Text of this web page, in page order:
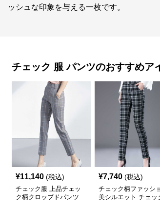
ッシュな印象を与える一枚です。
チェック 服 パンツのおすすめア
¥11,140 (税込)
チェック服 上品チェッ
ク柄クロップドパンツ
¥7,740 (税込)
チェック柄ファッシ
美シルエット チェッ